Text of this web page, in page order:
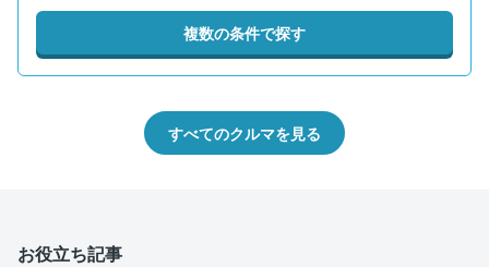
複数の条件で探す
すべてのクルマを見る
お役立ち記事